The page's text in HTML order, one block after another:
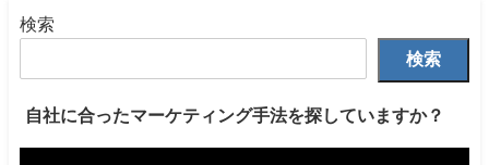
検索
検索
自社に合ったマーケティング手法を探していますか？